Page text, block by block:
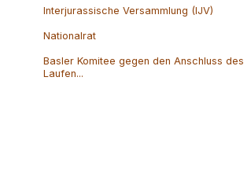
Interjurassische Versammlung (IJV)
Nationalrat
Basler Komitee gegen den Anschluss des
Laufen...